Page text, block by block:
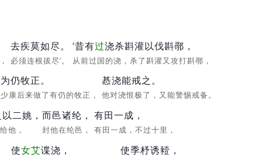
去疾莫如尽。
必须连根拔尽’。
’昔有过浇杀斟灌以伐斟鄩，
从前过国的浇，杀了斟灌又攻打斟鄩，
为仍牧正。
少康后来做了有仍的牧正，
惎浇能戒之。
他对浇恨极了，又能警惕戒备。
二姚，
他，
而邑诸纶，
封他在纶邑，
有田一成，
有田一成，不过十里，
使女艾谍浇， 使季杼诱豷，